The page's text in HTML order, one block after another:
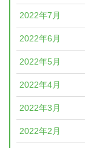
2022年7月
2022年6月
2022年5月
2022年4月
2022年3月
2022年2月